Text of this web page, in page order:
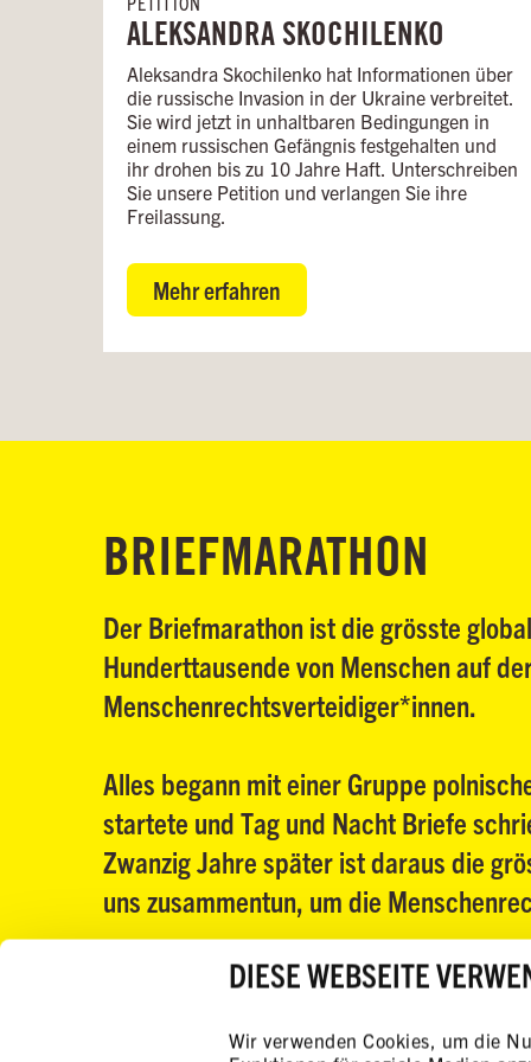
DIESE WEBSEITE
Wir verwenden Cookies, um die
ALEKSANDRA SKOCHILENKO
Aleksandra Skochilenko hat Informationen über
die russische Invasion in der Ukraine verbreitet.
Sie wird jetzt in unhaltbaren Bedingungen in
einem russischen Gefängnis festgehalten und
ihr drohen bis zu 10 Jahre Haft. Unterschreiben
Sie unsere Petition und verlangen Sie ihre
Freilassung.
Mehr erfahren
BRIEFMARATHON
Der Briefmarathon ist die grösste
Hunderttausende von Menschen auf
Menschenrechtsverteidiger*innen.
Alles begann mit einer Gruppe
startete und Tag und Nacht Briefe
Zwanzig Jahre später ist daraus die
uns zusammentun, um die